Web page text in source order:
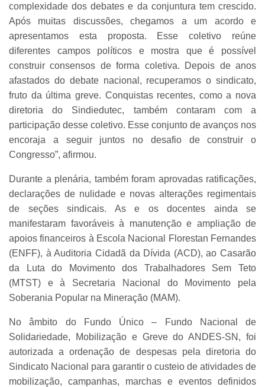
complexidade dos debates e da conjuntura tem crescido.
Após muitas discussões, chegamos a um acordo e
apresentamos esta proposta. Esse coletivo reúne
diferentes campos políticos e mostra que é possível
construir consensos de forma coletiva. Depois de anos
afastados do debate nacional, recuperamos o sindicato,
fruto da última greve. Conquistas recentes, como a nova
diretoria do Sindiedutec, também contaram com a
participação desse coletivo. Esse conjunto de avanços nos
encoraja a seguir juntos no desafio de construir o
Congresso”, afirmou.
Durante a plenária, também foram aprovadas ratificações,
declarações de nulidade e novas alterações regimentais
de seções sindicais. As e os docentes ainda se
manifestaram favoráveis à manutenção e ampliação de
apoios financeiros à Escola Nacional Florestan Fernandes
(ENFF), à Auditoria Cidadã da Dívida (ACD), ao Casarão
da Luta do Movimento dos Trabalhadores Sem Teto
(MTST) e à Secretaria Nacional do Movimento pela
Soberania Popular na Mineração (MAM).
No âmbito do Fundo Único – Fundo Nacional de
Solidariedade, Mobilização e Greve do ANDES-SN, foi
autorizada a ordenação de despesas pela diretoria do
Sindicato Nacional para garantir o custeio de atividades de
mobilização, campanhas, marchas e eventos definidos